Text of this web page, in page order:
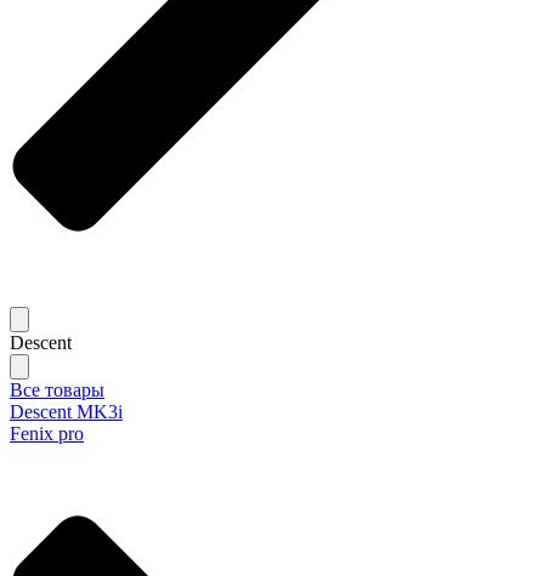
Descent
Все товары
Descent MK3i
Fenix pro